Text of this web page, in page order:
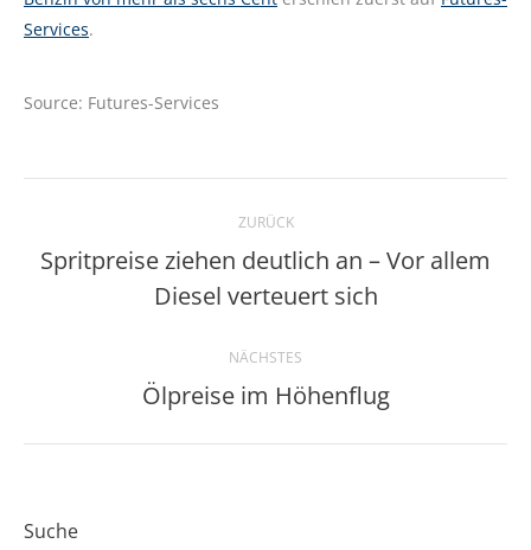
Services.
Source: Futures-Services
Kommentarnavigation
ZURÜCK
Vorheriger
Beitrag:
Spritpreise ziehen deutlich an – Vor allem
Diesel verteuert sich
NÄCHSTES
Nächster
Ölpreise im Höhenflug
Suche